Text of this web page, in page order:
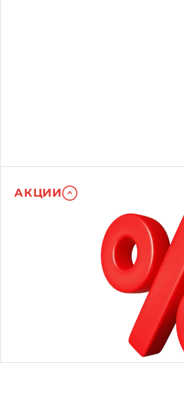
АКЦИИ